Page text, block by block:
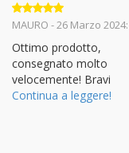
Valutato5
MAURO - 26 Marzo 2024:
Ottimo prodotto,
consegnato molto
velocemente! Bravi
Continua a leggere!